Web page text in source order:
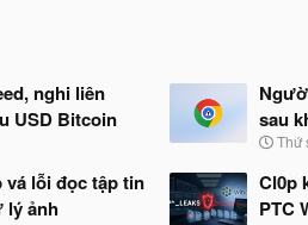
nghi liên
USD Bitcoin
sau
N
à
b
Thứ
vá lỗi đọc tập tin
lý ảnh
Cl0p
PTC